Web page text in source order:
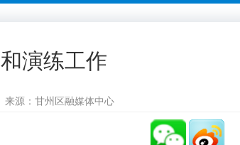
演练工作
来源：甘州区融媒体中心